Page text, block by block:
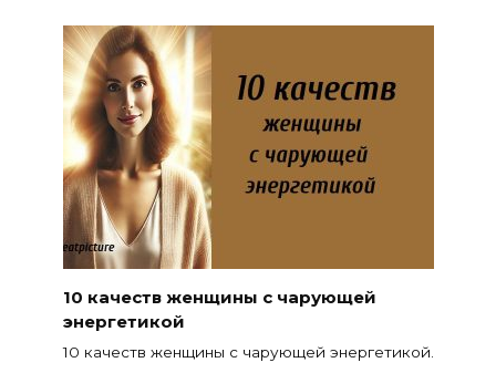
10 качеств женщины с чарующей
энергетикой
10 качеств женщины с чарующей энергетикой.